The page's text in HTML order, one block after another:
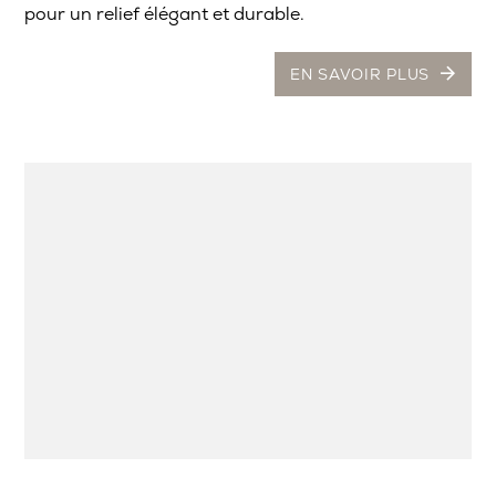
pour un relief élégant et durable.
EN SAVOIR PLUS